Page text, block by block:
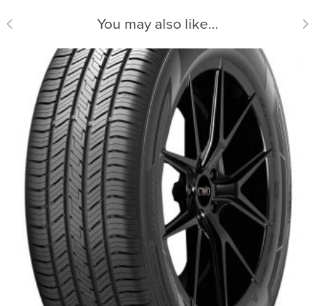
You may also like…